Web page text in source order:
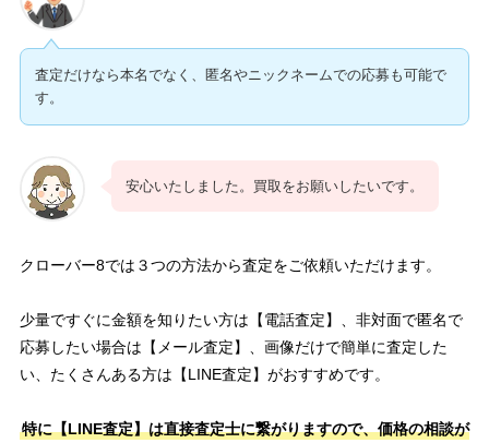
査定だけなら本名でなく、匿名やニックネームでの応募も可能で
す。
安心いたしました。買取をお願いしたいです。
クローバー8では３つの方法から査定をご依頼いただけます。
少量ですぐに金額を知りたい方は【電話査定】、非対面で匿名で
応募したい場合は【メール査定】、画像だけで簡単に査定した
い、たくさんある方は【LINE査定】がおすすめです。
特に【LINE査定】は直接査定士に繋がりますので、価格の相談が